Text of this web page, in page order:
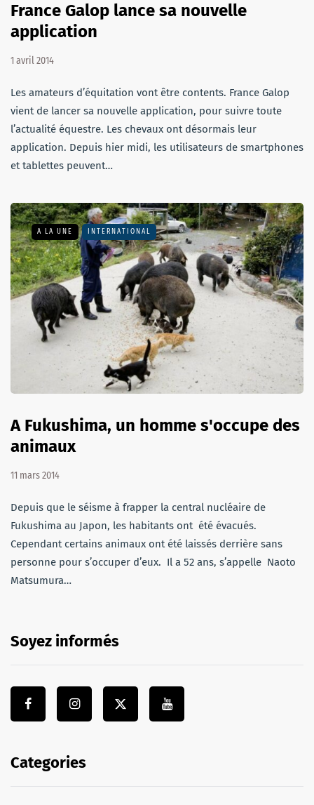
France Galop lance sa nouvelle
application
1 avril 2014
Les amateurs d’équitation vont être contents. France Galop
vient de lancer sa nouvelle application, pour suivre toute
l’actualité équestre. Les chevaux ont désormais leur
application. Depuis hier midi, les utilisateurs de smartphones
et tablettes peuvent…
A LA UNE INTERNATIONAL
A Fukushima, un homme s'occupe des
animaux
11 mars 2014
Depuis que le séisme à frapper la central nucléaire de
Fukushima au Japon, les habitants ont été évacués.
Cependant certains animaux ont été laissés derrière sans
personne pour s’occuper d’eux. Il a 52 ans, s’appelle Naoto
Matsumura…
Soyez informés
Categories